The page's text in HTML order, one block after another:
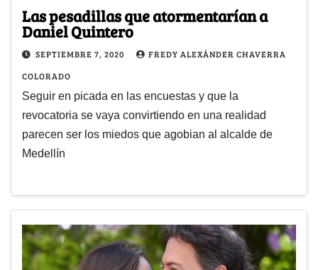
Las pesadillas que atormentarían a
Daniel Quintero
SEPTIEMBRE 7, 2020
FREDY ALEXÁNDER CHAVERRA
COLORADO
Seguir en picada en las encuestas y que la
revocatoria se vaya convirtiendo en una realidad
parecen ser los miedos que agobian al alcalde de
Medellín